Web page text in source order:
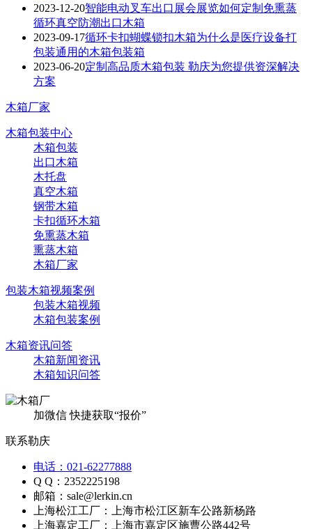
2023-12-20智能电动叉车出口展会展览如何定制免熏蒸
循环真空防潮出口木箱
2023-09-17循环卡扣蝴蝶锁扣木箱为什么是医疗设备打
包装通用的木箱包装箱
2023-06-20定制高品质木箱包装 勒庆为您提供资深解决
方案
木箱厂家
木箱包装中心
木箱包装
出口木箱
木托盘
真空木箱
钢带木箱
卡扣循环木箱
免熏蒸木箱
熏蒸木箱
木箱厂家
包装木箱视频案例
包装木箱视频
木箱包装案例
木箱资讯问答
木箱新闻资讯
木箱知识问答
加微信 快捷获取“报价”
联系勒庆
电话：021-62277888
Q Q：2352225198
邮箱：sale@lerkin.cn
上海松江工厂：上海市松江区新车公路新杨路
上海嘉定工厂：上海市嘉定区施曹公路442号